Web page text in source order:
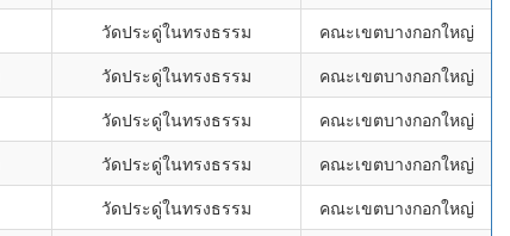
วัดประดู่ในทรงธรรม
คณะเขตบางกอกใหญ่
วัดประดู่ในทรงธรรม
คณะเขตบางกอกใหญ่
วัดประดู่ในทรงธรรม
คณะเขตบางกอกใหญ่
วัดประดู่ในทรงธรรม
คณะเขตบางกอกใหญ่
วัดประดู่ในทรงธรรม คณะเขตบางกอกใหญ่